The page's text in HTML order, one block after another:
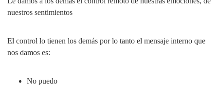
nuestros sentimientos
El control lo tienen los demás por lo tanto el mensaje interno que
nos damos es:
No puedo